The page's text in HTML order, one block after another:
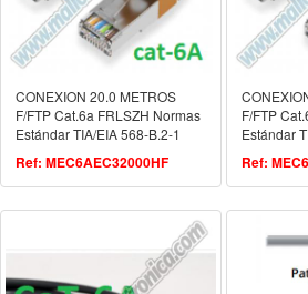
CONEXION 20.0 METROS
F/FTP Cat.6a FRLSZH Normas
Estándar TIA/EIA 568-B.2-1
Ref: MEC6AEC32000HF
F/FTP
Estándar
Ref: